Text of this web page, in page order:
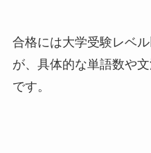
合格には大学受験レベ
が、具体的な単語数や
です。